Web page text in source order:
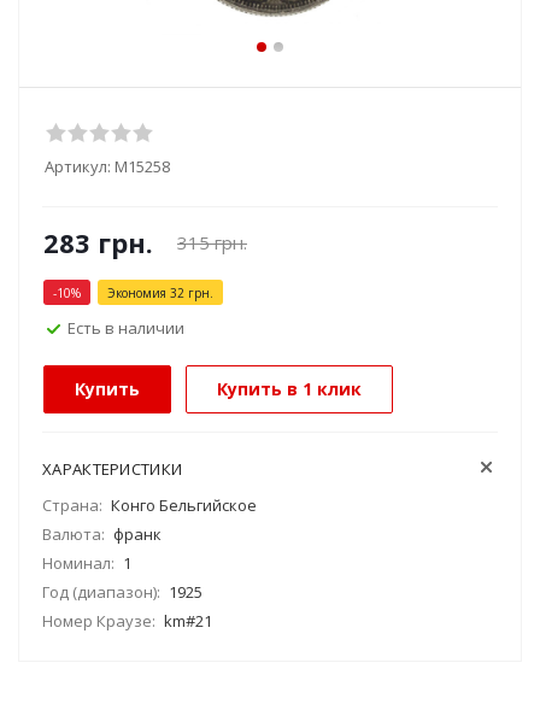
Артикул: М15258
283 грн. 315грн.
-10% Экономия 32 грн.
Есть в наличии
Купить Купить в 1 клик
ХАРАКТЕРИСТИКИ
Страна: Конго Бельгийское
Валюта: франк
Номинал: 1
Год (диапазон): 1925
Номер Краузе: km#21